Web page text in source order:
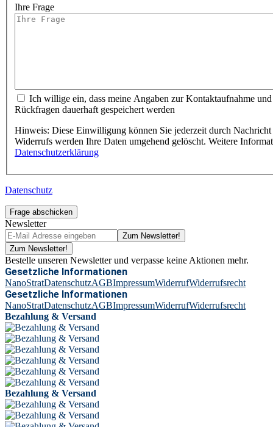
Ihre Frage
Ich willige ein, dass meine Angaben zur Kontaktaufnahme
Rückfragen dauerhaft gespeichert werden
Hinweis: Diese Einwilligung können Sie jederzeit durch
Widerrufs werden Ihre Daten umgehend gelöscht. Weitere
Datenschutzerklärung
Datenschutz
Frage abschicken
Newsletter
Zum Newsletter!
Zum Newsletter!
Bestelle unseren Newsletter und verpasse keine Aktionen mehr.
Gesetzliche Informationen
NanoStratDatenschutzAGBImpressumWiderrufWiderrufsrecht
Gesetzliche Informationen
NanoStratDatenschutzAGBImpressumWiderrufWiderrufsrecht
Bezahlung & Versand
Bezahlung & Versand